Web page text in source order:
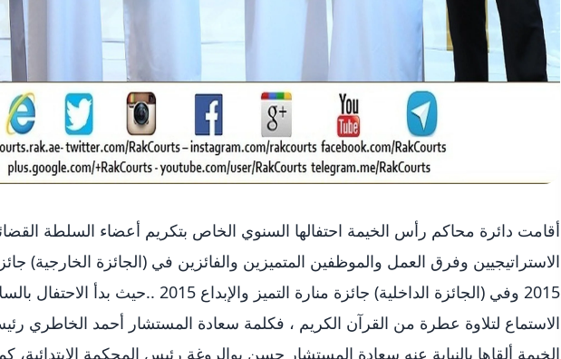
أقامت دائرة محاكم رأس الخيمة احتفالها السنوي الخاص بتكريم أعضاء السلطة
الاستراتيجيين وفرق العمل والموظفين المتميزين والفائزين في (الجائزة الخارجية)
2015 وفي (الجائزة الداخلية) جائزة منارة التميز والإبداع
الاستماع لتلاوة عطرة من القرآن الكريم ، فكلمة سعادة المستشار أحمد الخاطري
الخيمة ألقاها بالنيابة عنه سعادة المستشار حسن بوالروغة رئيس المحكمة